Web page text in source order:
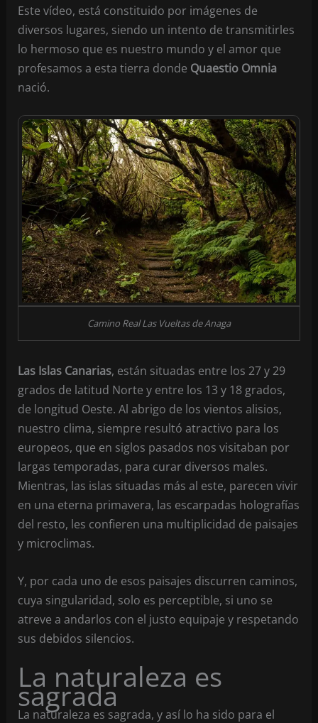
Este vídeo, está constituido por imágenes de
diversos lugares, siendo un intento de transmitirles
lo hermoso que es nuestro mundo y el amor que
profesamos a esta tierra donde Quaestio Omnia
nació.
Camino Real Las Vueltas de Anaga
Las Islas Canarias, están situadas entre los 27 y 29
grados de latitud Norte y entre los 13 y 18 grados,
de longitud Oeste. Al abrigo de los vientos alisios,
nuestro clima, siempre resultó atractivo para los
europeos, que en siglos pasados nos visitaban por
largas temporadas, para curar diversos males.
Mientras, las islas situadas más al este, parecen vivir
en una eterna primavera, las escarpadas holografías
del resto, les confieren una multiplicidad de paisajes
y microclimas.
Y, por cada uno de esos paisajes discurren caminos,
cuya singularidad, solo es perceptible, si uno se
atreve a andarlos con el justo equipaje y respetando
sus debidos silencios.
La naturaleza es
sagrada
La naturaleza es sagrada, y así lo ha sido para el